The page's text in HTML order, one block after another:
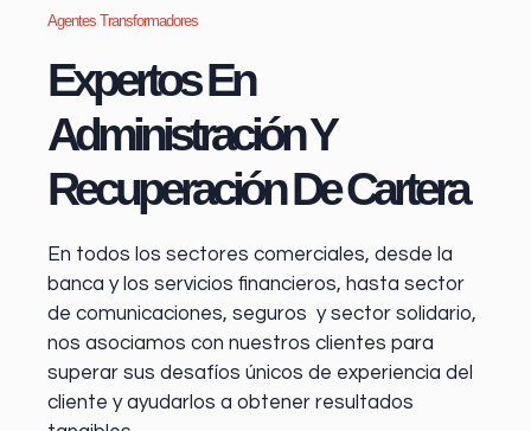
Agentes Transformadores
Expertos En
Administración Y
Recuperación De Cartera
En todos los sectores comerciales, desde la
banca y los servicios financieros, hasta sector
de comunicaciones, seguros y sector solidario,
nos asociamos con nuestros clientes para
superar sus desafíos únicos de experiencia del
cliente y ayudarlos a obtener resultados